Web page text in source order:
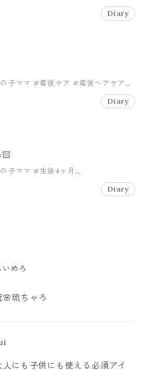
Diary
子ママ #産後ケア #産後ヘアケア
Diary
子ママ #生後4ヶ月
Diary
いめろ
🌸琉ちゃろ
人にも子供にも使える必須アイ